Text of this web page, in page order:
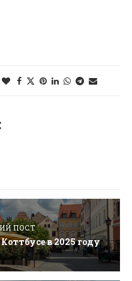
ПОСТ
в 2025 году